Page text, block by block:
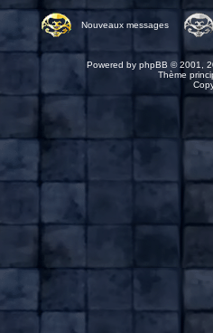
Nouveaux messages
Powered by phpBB © 2001,
Thème